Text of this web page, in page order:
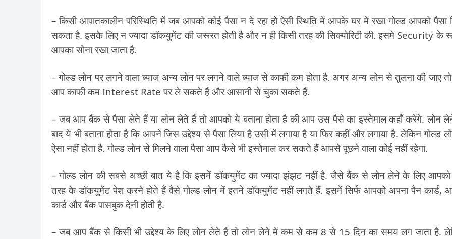
– किसी आपातकालीन परिस्थिति में जब आपको कोई पैसा न दे रहा हो ऐसी स्थिति में आपके घर में रखा गोल्ड आपको पैसा
सकता है. इसके लिए न ज्यादा डॉकयुमेंट की जरूरत होती है और न ही किसी तरह की सिक्योरिटी की. इसमे Security के
आपका सोना रखा जाता है.
– गोल्ड लोन पर लगने वाला ब्याज अन्य लोन पर लगने वाले ब्याज से काफी कम होता है. अगर अन्य लोन से तुलना की जाए
आप काफी कम Interest Rate पर ले सकते हैं और आसानी से चुका सकते हैं.
– जब आप बैंक से पैसा लेते हैं या लोन लेते हैं तो आपको ये बताना होता है की आप उस पैसे का इस्तेमाल कहाँ करेंगे. लोन
बाद ये भी बताना होता है कि आपने जिस उद्देश्य से पैसा लिया है उसी में लगाया है या फिर कहीं और लगाया है. लेकिन गोल्ड
ऐसा नहीं होता है. गोल्ड लोन से मिलने वाला पैसा आप कैसे भी इस्तेमाल कर सकते हैं आपसे पूछने वाला कोई नहीं रहेगा.
– गोल्ड लोन की सबसे अच्छी बात ये है कि इसमें डॉकयुमेंट का ज्यादा झंझट नहीं है. जैसे बैंक से लोन लेने के लिए
तरह के डॉकयुमेंट पेश करने होते हैं वैसे गोल्ड लोन में इतने डॉकयुमेंट नहीं लगते हैं. इसमें सिर्फ आपको अपना पैन कार्ड,
कार्ड और बैंक पासबुक देनी होती है.
– जब आप बैंक से किसी भी उद्देश्य के लिए लोन लेते हैं तो लोन लेने में कम से कम 8 से 15 दिन का समय लग जाता है.